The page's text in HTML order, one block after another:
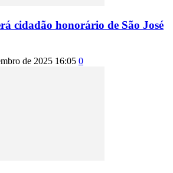
cidadão honorário de São José
de 2025 16:05 0